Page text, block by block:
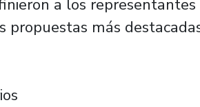
a los
más
segundo lugar en